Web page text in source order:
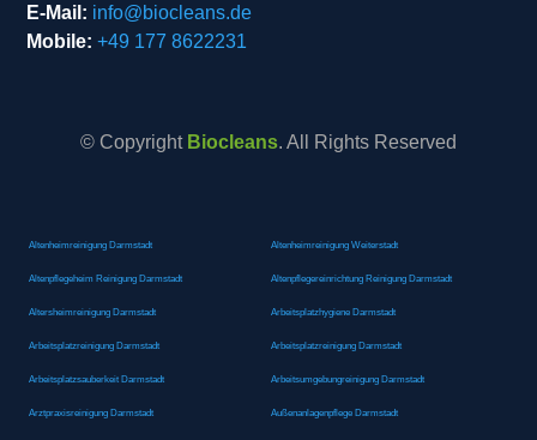
E-Mail: info@biocleans.de
Mobile: +49 177 8622231
© Copyright Biocleans. All Rights Reserved
Altenheimreinigung Darmstadt Altenheimreinigung Weiterstadt
Altenpflegeheim Reinigung Darmstadt Altenpflegereinrichtung Reinigung Darmstadt
Altersheimreinigung Darmstadt Arbeitsplatzhygiene Darmstadt
Arbeitsplatzreinigung Darmstadt Arbeitsplatzreinigung Darmstadt
Arbeitsplatzsauberkeit Darmstadt Arbeitsumgebungreinigung Darmstadt
Arztpraxisreinigung Darmstadt Außenanlagenpflege Darmstadt